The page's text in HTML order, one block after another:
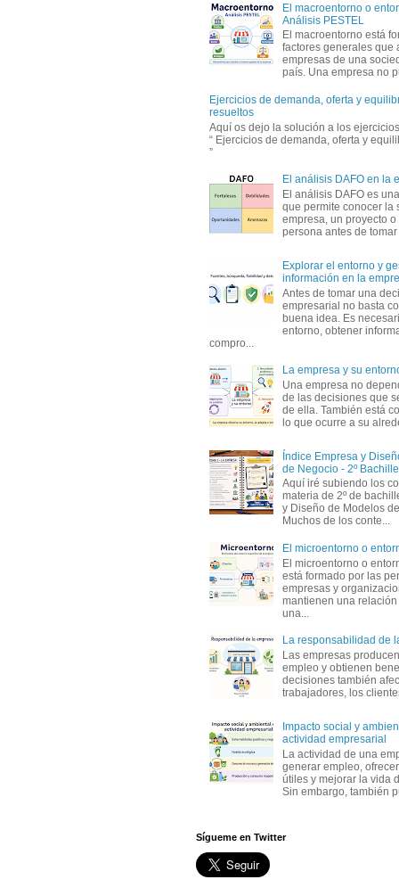
El macroentorno o
Análisis PESTEL
El macroentorno está
factores generales que
empresas de una
país. Una empresa no
Ejercicios de demanda, oferta y
resueltos
Aquí os dejo la solución a los
“ Ejercicios de demanda, oferta y
”
El análisis DAFO en la
El análisis DAFO es
que permite conocer la
empresa, un proyecto
persona antes de
Explorar el entorno y
información en la
Antes de tomar una
empresarial no basta
buena idea. Es
entorno, obtener
compro...
La empresa y su
Una empresa no
de las decisiones que
de ella. También está
lo que ocurre a su
Índice Empresa y
de Negocio - 2º
Aquí iré subiendo los
materia de 2º de
y Diseño de Modelos
Muchos de los conte...
El microentorno o
El microentorno o
está formado por las
empresas y
mantienen una
una...
La responsabilidad de
Las empresas
empleo y obtienen
decisiones también
trabajadores, los
Impacto social y
actividad empresarial
La actividad de una
generar empleo,
útiles y mejorar la vida
Sin embargo, también
Sígueme en Twitter